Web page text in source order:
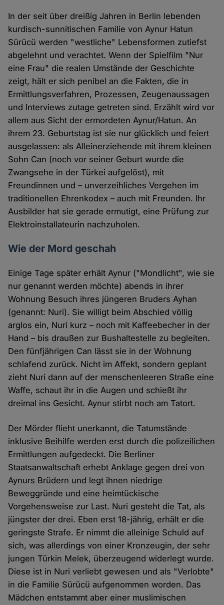
In der seit über dreißig Jahren in Berlin lebenden
kurdisch-sunnitischen Familie von Aynur Hatun
Sürücü werden "westliche" Lebensformen zutiefst
abgelehnt und verachtet. Wenn der Spielfilm "Nur
eine Frau" die realen Umstände der Geschichte
zeigt, hält er sich penibel an die Fakten, die in
Ermittlungsverfahren, Prozessen, Zeugenaussagen
und Interviews zutage getreten sind. Erzählt wird vor
allem aus Sicht der ermordeten Aynur/Hatun. An
ihrem 23. Geburtstag ist sie nur glücklich und feiert
ausgelassen: als Alleinerziehende mit ihrem kleinen
Sohn Can (noch vor seiner Geburt wurde die
Zwangsehe in der Türkei aufgelöst), mit
Freundinnen und – unverzeihliches Vergehen im
traditionellen Ehrenkodex – auch mit Freunden. Ihr
Ausbilder hat sie gerade ermutigt, eine Prüfung zur
Elektroinstallateurin nachzuholen.
Wie der Mord geschah
Einige Tage später erhält Aynur ("Mondlicht", wie sie
nur genannt werden möchte) abends in ihrer
Wohnung Besuch ihres jüngeren Bruders Ayhan
(genannt: Nuri). Sie willigt beim Abschied völlig
arglos ein, Nuri kurz – noch mit Kaffeebecher in der
Hand – bis draußen zur Bushaltestelle zu begleiten.
Den fünfjährigen Can lässt sie in der Wohnung
schlafend zurück. Nicht im Affekt, sondern geplant
zieht Nuri dann auf der menschenleeren Straße eine
Waffe, schaut ihr in die Augen und schießt ihr
dreimal ins Gesicht. Aynur stirbt noch am Tatort.
Der Mörder flieht unerkannt, die Tatumstände
inklusive Beihilfe werden erst durch die polizeilichen
Ermittlungen aufgedeckt. Die Berliner
Staatsanwaltschaft erhebt Anklage gegen drei von
Aynurs Brüdern und legt ihnen niedrige
Beweggründe und eine heimtückische
Vorgehensweise zur Last. Nuri gesteht die Tat, als
jüngster der drei. Eben erst 18-jährig, erhält er die
geringste Strafe. Er nimmt die alleinige Schuld auf
sich, was allerdings von einer Kronzeugin, der sehr
jungen Türkin Melek, überzeugend widerlegt wurde.
Diese ist in Nuri verliebt gewesen und als "Verlobte"
in die Familie Sürücü aufgenommen worden. Das
Mädchen entstammt aber einer muslimischen